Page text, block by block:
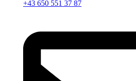
+43 650 551 37 87